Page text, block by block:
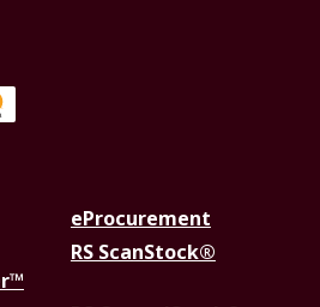
eProcurement
RS ScanStock®